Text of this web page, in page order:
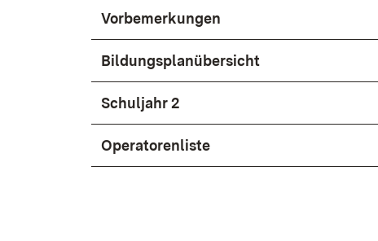
Vor­be­mer­kun­gen
Bil­dungs­plan­über­sicht
Schul­jahr 2
Ope­ra­to­ren­lis­te